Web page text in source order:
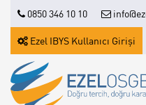
0850 346 10 10
Ezel IBYS Kullanıcı Girişi